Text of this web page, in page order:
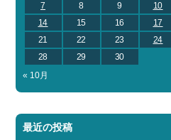
7
8 9 10
14
15 16 17
21
22 23 24
28
29
30
« 10月
最近の投稿